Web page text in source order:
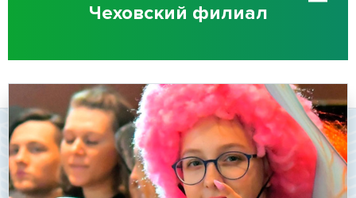
Чеховский филиал
ДОСТУПНАЯ СРЕДА
Сведения об
образовательной
организации